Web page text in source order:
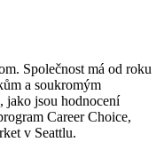
Společnost má od roku
a soukromým
jako jsou hodnocení
Career Choice,
v Seattlu.